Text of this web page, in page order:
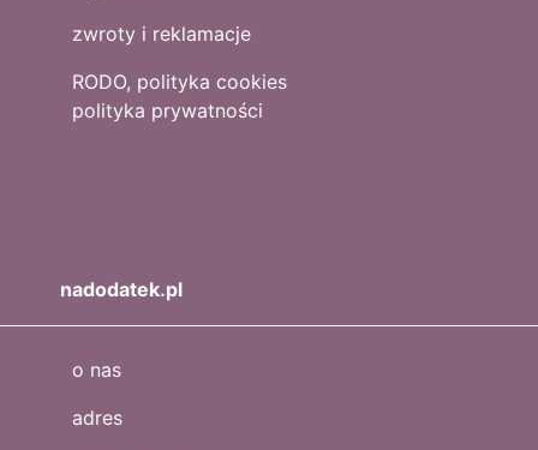
zwroty i reklamacje
RODO, polityka cookies
polityka prywatności
nadodatek.pl
o nas
adres